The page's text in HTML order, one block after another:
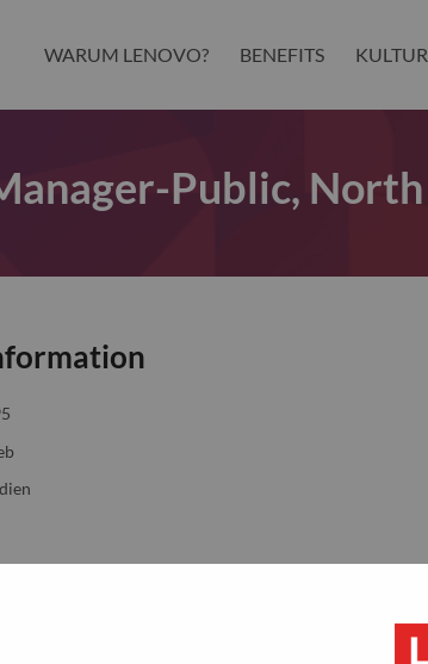
WARUM LENOVO? BENEFITS KULTUR
Public, North
2026